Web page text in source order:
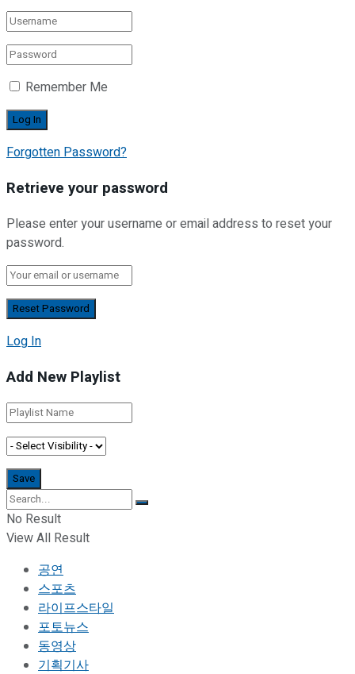
Remember Me
Forgotten Password?
Retrieve your password
Please enter your username or email address to reset your
password.
Log In
Add New Playlist
No Result
View All Result
공연
스포츠
라이프스타일
포토뉴스
동영상
기획기사